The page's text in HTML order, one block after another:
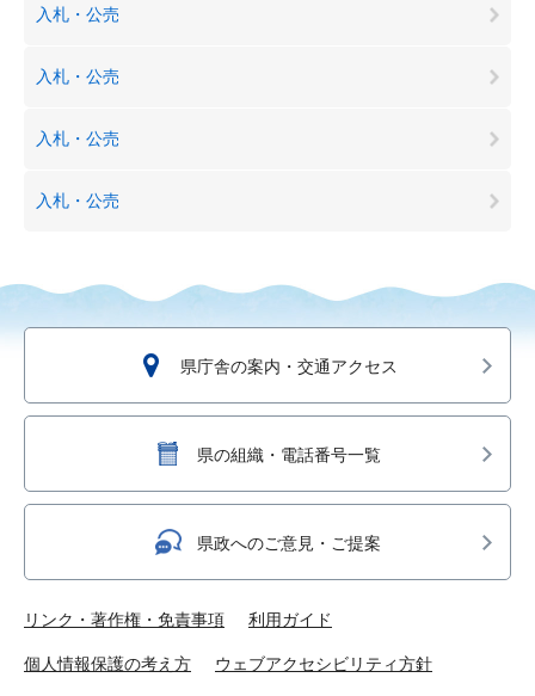
入札・公売
入札・公売
入札・公売
入札・公売
県庁舎の案内・交通アクセス
県の組織・電話番号一覧
県政へのご意見・ご提案
リンク・著作権・免責事項 利用ガイド
個人情報保護の考え方 ウェブアクセシビリティ方針